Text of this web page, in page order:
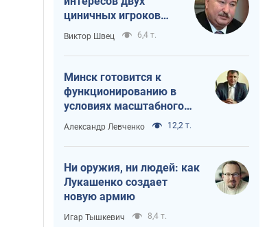
циничных игроков
или тайный план
Трампа и Путина?
Виктор Швец 6,4 т.
Минск готовится к
функционированию в
условиях масштабного
военного кризиса
Александр Левченко 12,2 т.
Ни оружия, ни людей: как
Лукашенко создает
новую армию
Игар Тышкевич 8,4 т.